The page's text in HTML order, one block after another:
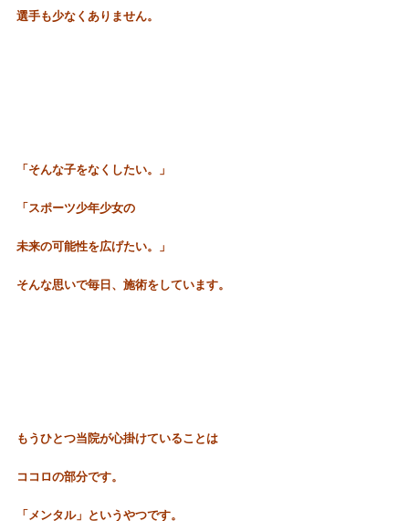
選手も少なくありません。
「そんな子をなくしたい。」
「スポーツ少年少女の
未来の可能性を広げたい。」
そんな思いで毎日、施術をしています。
もうひとつ当院が心掛けていることは
ココロの部分です。
「メンタル」というやつです。